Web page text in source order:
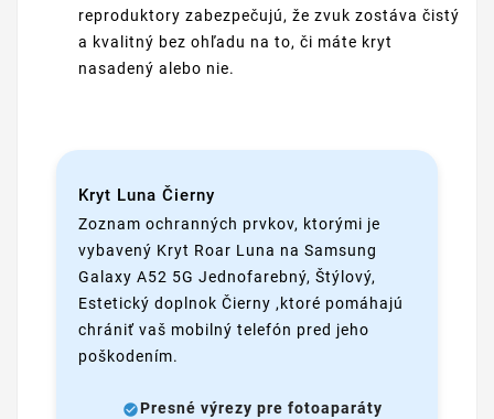
reproduktory zabezpečujú, že zvuk zostáva čistý
a kvalitný bez ohľadu na to, či máte kryt
nasadený alebo nie.
Kryt Luna Čierny
Zoznam ochranných prvkov, ktorými je
vybavený Kryt Roar Luna na Samsung
Galaxy A52 5G Jednofarebný, Štýlový,
Estetický doplnok Čierny ,ktoré pomáhajú
chrániť vaš mobilný telefón pred jeho
poškodením.
Presné výrezy pre fotoaparáty